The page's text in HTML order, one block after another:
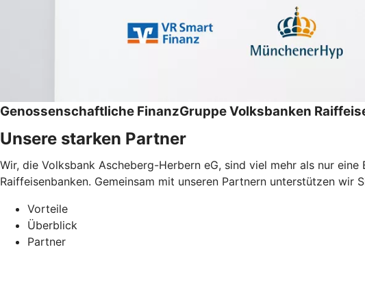
Genossenschaftliche FinanzGruppe Volksbanken
Unsere starken Partner
Wir, die Volksbank Ascheberg-Herbern eG, sind viel mehr als nur
Raiffeisenbanken. Gemeinsam mit unseren Partnern unterstützen wir
Vorteile
Überblick
Partner